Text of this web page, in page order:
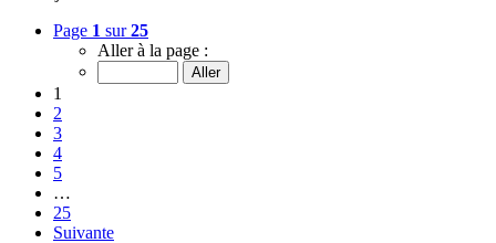
Page 1 sur25
Aller à la page :
1
2
3
4
5
…
25
Suivante